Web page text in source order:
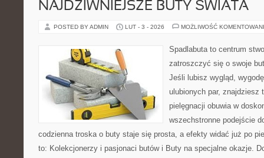
NAJDZIWNIEJSZE BUTY ŚWIATA
POSTED BY ADMIN LUT - 3 - 2026 MOŻLIWOŚĆ
Spadlabuta to centrum
zatroszczyć się o swoje
Jeśli lubisz wygląd,
ulubionych par, znajdziesz
pielęgnacji obuwia w
wszechstronne podejście
codzienna troska o buty staje się prosta, a efekty widać już po
to: Kolekcjonerzy i pasjonaci butów i Buty na specjalne okazje.